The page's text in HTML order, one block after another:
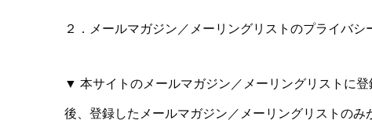
２．メールマガジン／メーリングリストのプライバシ
▼ 本サイトのメールマガジン／メーリングリストに
後、登録したメールマガジン／メーリングリストの